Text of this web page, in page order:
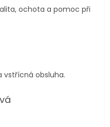
ochota a pomoc při
je 5 z 5 hvězdiček.
vstřícná obsluha.
je 5 z 5 hvězdiček.